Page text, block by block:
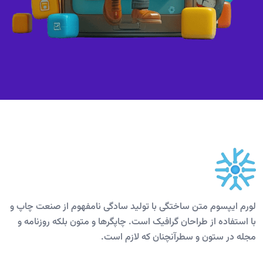
لورم ایپسوم متن ساختگی با تولید سادگی نامفهوم از صنعت چاپ و
با استفاده از طراحان گرافیک است. چاپگرها و متون بلکه روزنامه و
مجله در ستون و سطرآنچنان که لازم است.